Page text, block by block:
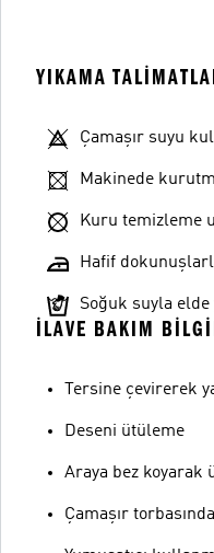
YIKAMA
Çamaşır suyu
Makinede
Kuru temizleme
Hafif
Soğuk suyla elde
İLAVE BAKIM
Tersine çevirerek
Deseni ütüleme
Araya bez koyarak
Çamaşır